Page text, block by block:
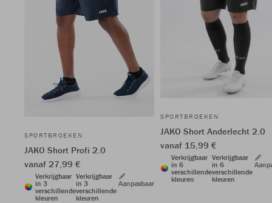
SPORTBROEKEN
JAKO Short Profi 2.0
vanaf 27,99 €
Verkrijgbaar
in 3
verschillende
kleuren
Verkrijgbaar
in 3
verschillende
kleuren
Aanpasbaar
SPORTBROEKEN
JAKO Short Anderlecht 2.0
vanaf 15,99 €
Verkrijgbaar
in 6
verschillende
kleuren
Verkrijgbaar
in 6
verschillende
kleuren